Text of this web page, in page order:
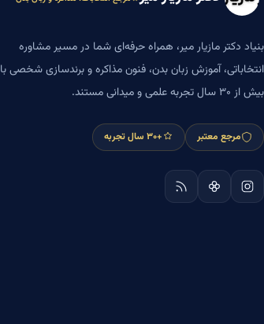
بنیاد دکتر مازیار میر، همراه حرفه‌ای شما در مسیر مشاوره
انتخاباتی، آموزش زبان بدن، فنون مذاکره و برندسازی شخصی با
بیش از ۳۰ سال تجربه علمی و میدانی مستند.
مرجع معتبر +۳۰ سال تجربه